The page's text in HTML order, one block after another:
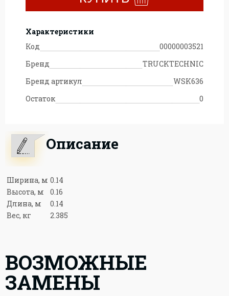
Характеристики
Код
00000003521
Бренд
TRUCKTECHNIC
Бренд артикул
WSK636
Остаток
0
Описание
Ширина, м 0.14
Высота, м
0.16
Длина, м
0.14
Вес, кг
2.385
ВОЗМОЖНЫЕ
ЗАМЕНЫ